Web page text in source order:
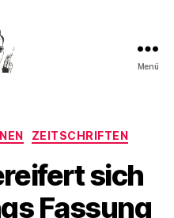
Menü
ZEITSCHRIFTEN
sich
Fassung